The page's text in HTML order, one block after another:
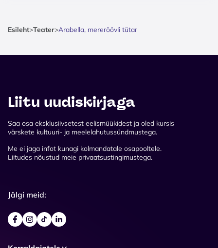
Esileht>Teater>Arabella, mereröövli tütar
Liitu uudiskirjaga
Saa osa eksklusiivsetest eelismüükidest ja oled kursis
värskete kultuuri- ja meelelahutussündmustega.
Me ei jaga infot kunagi kolmandatale osapooltele.
Liitudes nõustud meie privaatsustingimustega.
Jälgi meid: